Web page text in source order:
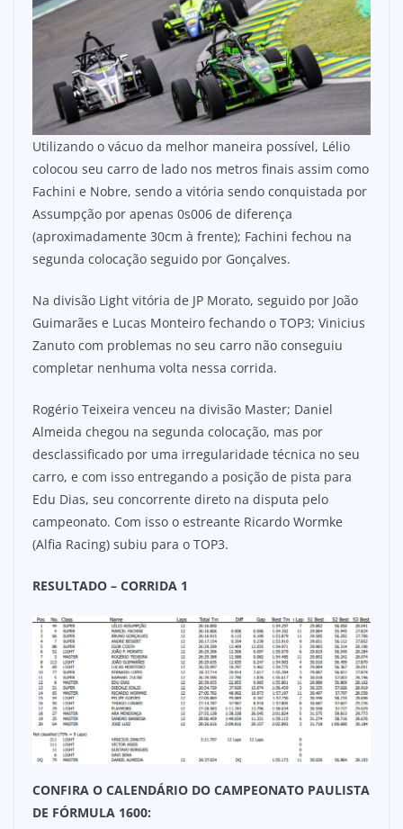
Utilizando o vácuo da melhor maneira possível, Lélio
colocou seu carro de lado nos metros finais assim como
Fachini e Nobre, sendo a vitória sendo conquistada por
Assumpção por apenas 0s006 de diferença
(aproximadamente 30cm à frente); Fachini fechou na
segunda colocação seguido por Gonçalves.
Na divisão Light vitória de JP Morato, seguido por João
Guimarães e Lucas Monteiro fechando o TOP3; Vinicius
Zanuto com problemas no seu carro não conseguiu
completar nenhuma volta nessa corrida.
Rogério Teixeira venceu na divisão Master; Daniel
Almeida chegou na segunda colocação, mas por
desclassificado por uma irregularidade técnica no seu
carro, e com isso entregando a posição de pista para
Edu Dias, seu concorrente direto na disputa pelo
campeonato. Com isso o estreante Ricardo Wormke
(Alfia Racing) subiu para o TOP3.
RESULTADO – CORRIDA 1
CONFIRA O CALENDÁRIO DO CAMPEONATO PAULISTA
DE FÓRMULA 1600: